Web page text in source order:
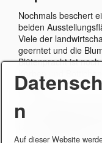
Nochmals beschert
beiden
Viele der
geerntet und die
Blütenpracht ist
Körben und
Schatten.
der Unterwasserwelt
https://
n
Auf dieser Website